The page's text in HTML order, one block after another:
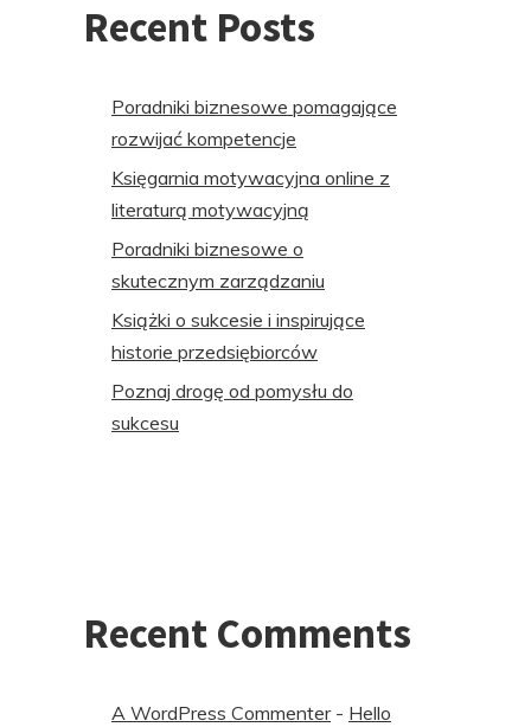
Recent Posts
Poradniki biznesowe pomagające
rozwijać kompetencje
Księgarnia motywacyjna online z
literaturą motywacyjną
Poradniki biznesowe o
skutecznym zarządzaniu
Książki o sukcesie i inspirujące
historie przedsiębiorców
Poznaj drogę od pomysłu do
sukcesu
Recent Comments
A WordPress Commenter- Hello